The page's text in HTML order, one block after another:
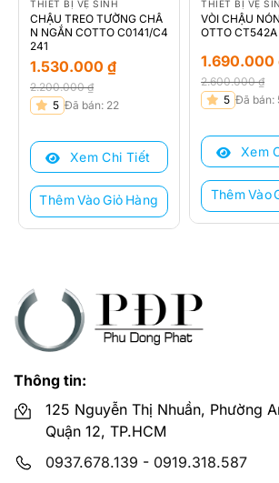
THIẾT BỊ VỆ SINH
CHẬU TREO TƯỜNG CHÂ
N NGẮN COTTO C0141/C4
241
2.200.000₫
Giá
là:
2.200.000 ₫.
1.530.000 ₫
Giá
tại
1.530.000 ₫.
5 Đã bán: 22
Xem Chi Tiết
Thêm Vào Giỏ Hàng
THIẾT BỊ VỆ
VÒI CHẬU
OTTO CT542A
2.600.000₫
Giá
là:
2.600.000 ₫.
1.690.000
Giá
tại
1.690.000 ₫.
5 Đã bán:
Xem
Thêm Vào
Thông tin:
125 Nguyễn Thị Nhuần, Phường
Quận 12, TP.HCM
0937.678.139 - 0919.318.587